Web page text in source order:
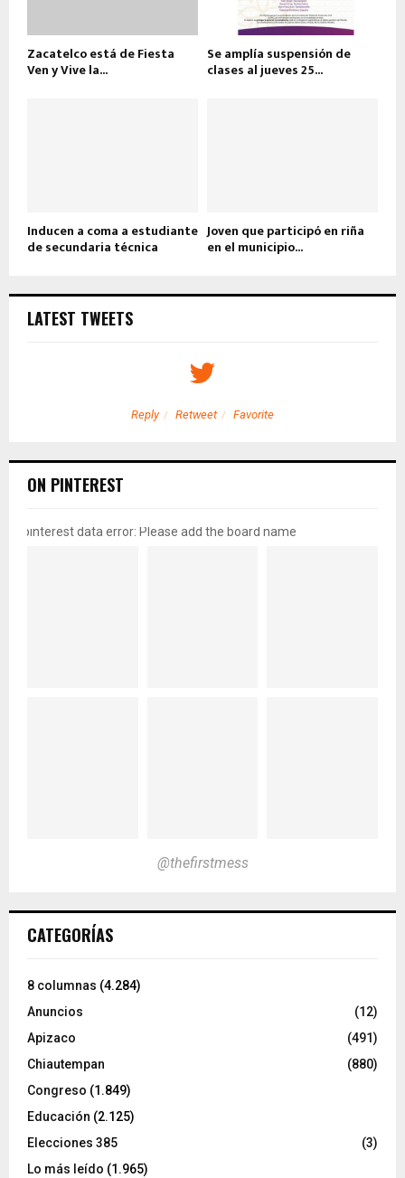
Zacatelco está de Fiesta
Ven y Vive la...
Se amplía suspensión de
clases al jueves 25...
Inducen a coma a estudiante
de secundaria técnica
Joven que participó en riña
en el municipio...
LATEST TWEETS
Reply Retweet Favorite
ON PINTEREST
pinterest data error: Please add the board name
@thefirstmess
CATEGORÍAS
8 columnas (4.284)
Anuncios
(12)
Apizaco
(491)
Chiautempan
(880)
Congreso (1.849)
Educación (2.125)
Elecciones 385
(3)
Lo más leído (1.965)